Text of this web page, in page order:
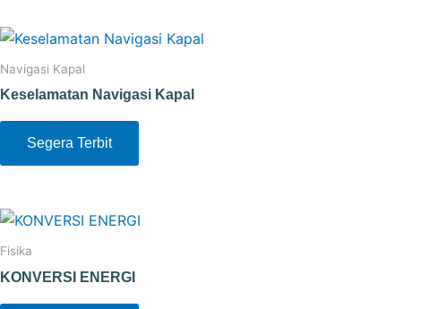
Navigasi Kapal
Keselamatan Navigasi Kapal
Segera Terbit
Fisika
KONVERSI ENERGI